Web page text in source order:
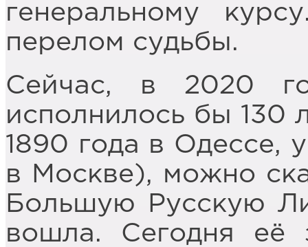
генеральному
перелом судьбы.
Сейчас, в 2020
исполнилось бы 130
1890 года в Одессе,
в Москве), можно
Большую Русскую
вошла. Сегодня её